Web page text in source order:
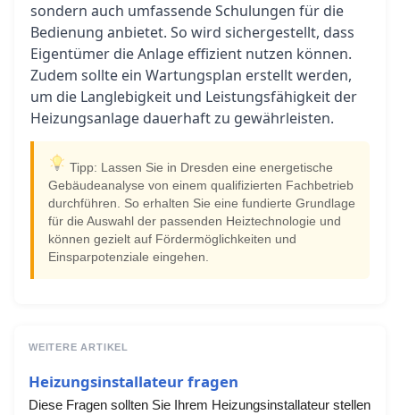
sondern auch umfassende Schulungen für die
Bedienung anbietet. So wird sichergestellt, dass
Eigentümer die Anlage effizient nutzen können.
Zudem sollte ein Wartungsplan erstellt werden,
um die Langlebigkeit und Leistungsfähigkeit der
Heizungsanlage dauerhaft zu gewährleisten.
Tipp: Lassen Sie in Dresden eine energetische
Gebäudeanalyse von einem qualifizierten Fachbetrieb
durchführen. So erhalten Sie eine fundierte Grundlage
für die Auswahl der passenden Heiztechnologie und
können gezielt auf Fördermöglichkeiten und
Einsparpotenziale eingehen.
WEITERE ARTIKEL
Heizungsinstallateur fragen
Diese Fragen sollten Sie Ihrem Heizungsinstallateur stellen